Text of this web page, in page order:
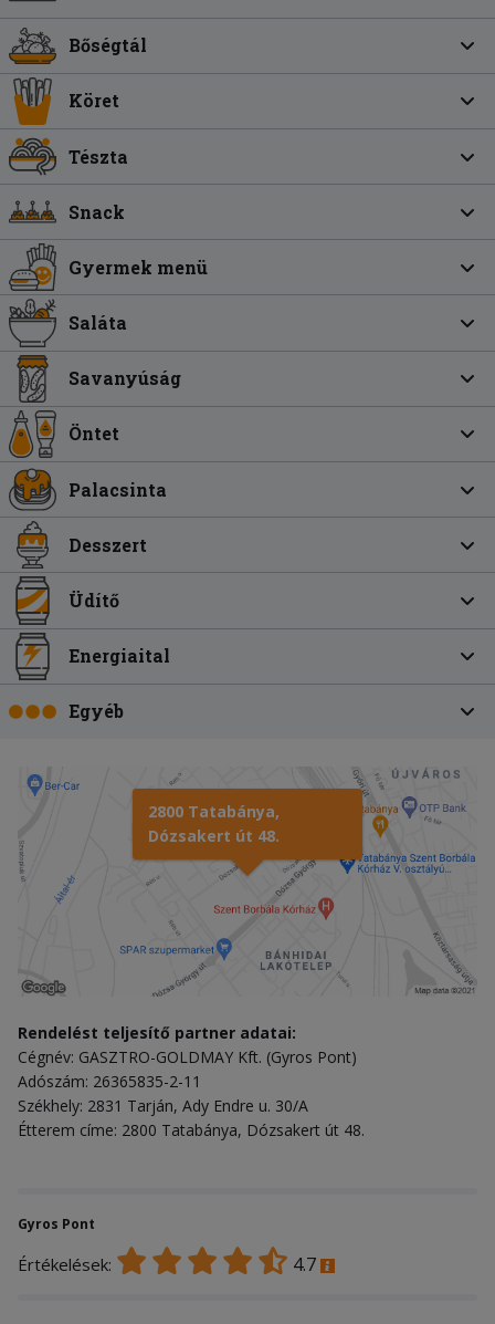
Bőségtál
Köret
Tészta
Snack
Gyermek menü
Saláta
Savanyúság
Öntet
Palacsinta
Desszert
Üdítő
Energiaital
Egyéb
2800 Tatabánya,
Dózsakert út 48.
Rendelést teljesítő partner adatai:
Cégnév: GASZTRO-GOLDMAY Kft. (Gyros Pont)
Adószám: 26365835-2-11
Székhely: 2831 Tarján, Ady Endre u. 30/A
Étterem címe: 2800 Tatabánya, Dózsakert út 48.
Gyros Pont
Értékelések: 4.7